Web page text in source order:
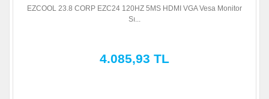
EZCOOL 23.8 CORP EZC24 120HZ 5MS HDMI VGA Vesa Monitor
Sı...
4.085,93 TL